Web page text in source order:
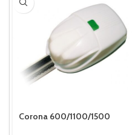
Corona 600/1100/1500